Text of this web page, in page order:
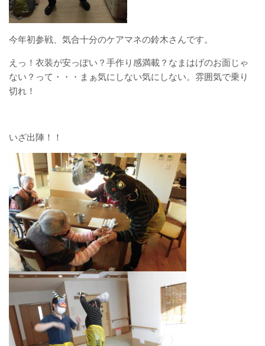
介護老人福祉施設
居宅介護支援
地域包括支援センター
スタッフブログ
特別養護老人ホーム チアフル遠見塚
今年初参戦、気合十分のケアマネの鈴木さんです。
えっ！衣装が安っぽい？手作り感満載？なまはげのお面じゃ
ない？って・・・まぁ気にしない気にしない。雰囲気で乗り
切れ！
いざ出陣！！